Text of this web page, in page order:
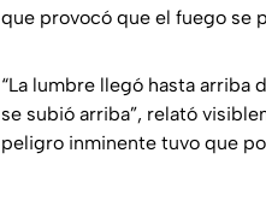
que provocó que el fuego se
“La lumbre llegó hasta arriba
se subió arriba”, relató
peligro inminente tuvo que